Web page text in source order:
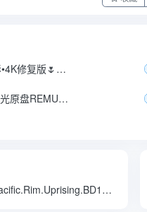
🈴超级电影合集🈴 经典明星电影•4K修复版🌷豆瓣250部高分电影合集【4K蓝光】【内封中字】【2.5T】成龙 刘德华 李连杰 李小龙 张国荣 周润发 周星驰
阳光姐妹淘[2011]导演剪辑版[蓝光原盘REMUX][次世代环绕声5.1]内封简繁字幕[29.6G]
[合集]环太平洋1-2[中英特效字幕]Pacific.Rim.Uprising.BD1080P.10Bit.English.JKYY[13.1G][百度/夸克]